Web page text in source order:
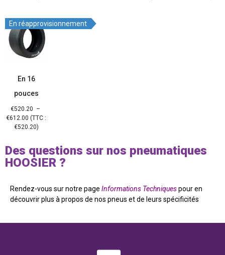
En réapprovisionnement
En 16
pouces
€520.20 –
€612.00 (TTC :
€520.20)
Des questions sur nos pneumatiques
HOOSIER ?
Rendez-vous sur notre page Informations Techniquespour en
découvrir plus à propos de nos pneus et de leurs spécificités